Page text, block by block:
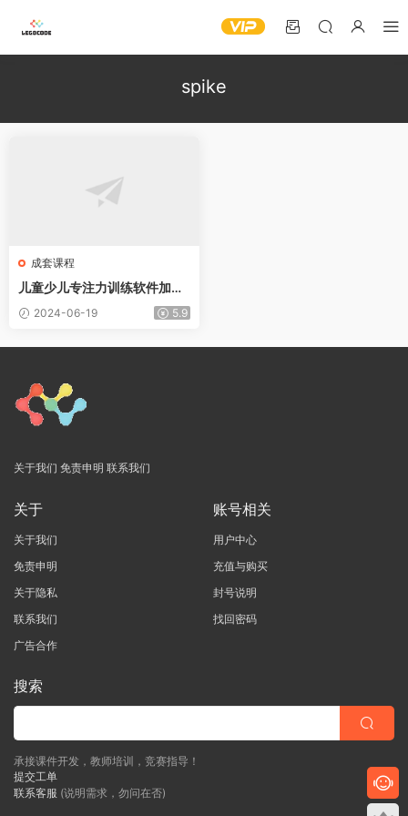
spike
成套课程
儿童少儿专注力训练软件加训
练记录表
2024-06-19 5.9
关于我们 免责申明 联系我们
关于
关于我们
免责申明
关于隐私
联系我们
广告合作
账号相关
用户中心
充值与购买
封号说明
找回密码
搜索
承接课件开发，教师培训，竞赛指导！
提交工单
联系客服 (说明需求，勿问在否)